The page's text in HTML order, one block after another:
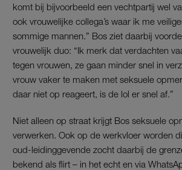
komt bij bijvoorbeeld een vechtpartij wel
ook vrouwelijke collega’s waar ik me
sommige mannen.” Bos ziet daarbij
vrouwelijk duo: “Ik merk dat verdachten
tegen vrouwen, ze gaan minder snel in
vrouw vaker te maken met seksuele
daar niet op reageert, is de lol er snel af.”
Niet alleen op straat krijgt Bos seksuele
verwerken. Ook op de werkvloer worden
oud-leidinggevende zocht daarbij de
bekend als flirt – in het echt en via